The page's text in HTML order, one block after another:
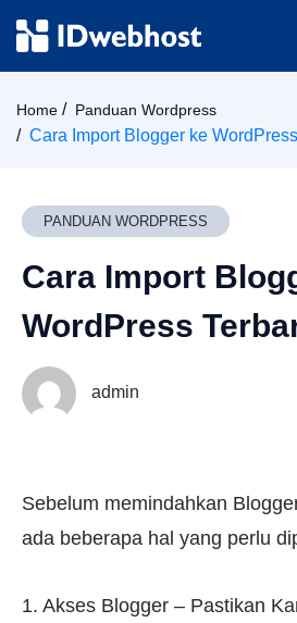
Hosting
VPS
Wordpress
Billing
Home Panduan Wordpress
Cara Import Blogger ke
PANDUAN WORDPRESS
Cara Import
WordPress
admin
Sebelum memindahkan
ada beberapa hal yang perlu
1. Akses Blogger – Pastikan